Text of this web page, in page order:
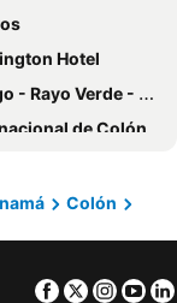
Hotel
Verde - Restaurante
de Colón
Colón
Facebook
Twitter